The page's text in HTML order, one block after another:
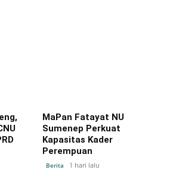
MaPan Fatayat NU
Sumenep Perkuat
Kapasitas Kader
Perempuan
Berita 1 hari lalu